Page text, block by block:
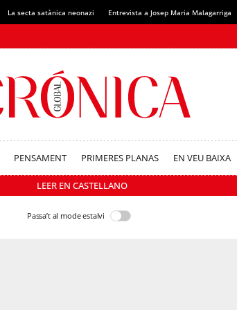
La secta satànica neonazi Entrevista a Josep Maria Malagarriga
PENSAMENT PRIMERES PLANAS EN VEU BAIXA
LEER EN CASTELLANO
Passa’t al mode estalvi